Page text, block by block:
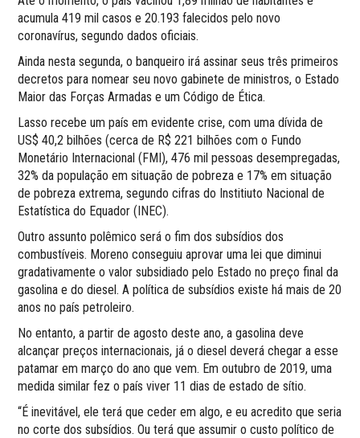
acumula 419 mil casos e 20.193 falecidos pelo novo
coronavírus, segundo dados oficiais.
Ainda nesta segunda, o banqueiro irá assinar seus três primeiros
decretos para nomear seu novo gabinete de ministros, o Estado
Maior das Forças Armadas e um Código de Ética.
Lasso recebe um país em evidente crise, com uma dívida de
US$ 40,2 bilhões (cerca de R$ 221 bilhões com o Fundo
Monetário Internacional (FMI), 476 mil pessoas desempregadas,
32% da população em situação de pobreza e 17% em situação
de pobreza extrema, segundo cifras do Institiuto Nacional de
Estatística do Equador (INEC).
Outro assunto polêmico será o fim dos subsídios dos
combustíveis. Moreno conseguiu aprovar uma lei que diminui
gradativamente o valor subsidiado pelo Estado no preço final da
gasolina e do diesel. A política de subsídios existe há mais de 20
anos no país petroleiro.
No entanto, a partir de agosto deste ano, a gasolina deve
alcançar preços internacionais, já o diesel deverá chegar a esse
patamar em março do ano que vem. Em outubro de 2019, uma
medida similar fez o país viver 11 dias de estado de sítio.
“É inevitável, ele terá que ceder em algo, e eu acredito que seria
no corte dos subsídios. Ou terá que assumir o custo político de